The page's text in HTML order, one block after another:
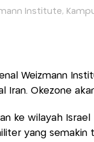
Institute,
Weizmann
Iran. Okezone
ke wilayah
yang